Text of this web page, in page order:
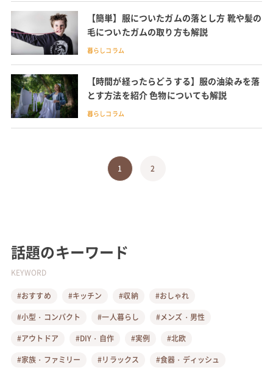
【簡単】服についたガムの落とし方 靴や髪の
毛についたガムの取り方も解説
暮らしコラム
【時間が経ったらどうする】服の油染みを落
とす方法を紹介 色物についても解説
暮らしコラム
1 2
話題のキーワード
KEYWORD
#おすすめ #キッチン #収納
#おしゃれ
#小型・コンパクト
#一人暮らし
#メンズ・男性
#アウトドア
#DIY・自作 #実例
#北欧
#家族・ファミリー
#リラックス
#食器・ディッシュ